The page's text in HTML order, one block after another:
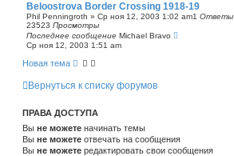
Beloostrova Border Crossing 1918-19
Phil Penningroth » Ср ноя 12, 2003 1:02 am1 Ответы
23523 Просмотры
Последнее сообщение Michael Bravo
Ср ноя 12, 2003 1:51 am
Новая тема
Вернуться к списку форумов
ПРАВА ДОСТУПА
Вы не можете начинать темы
Вы не можете отвечать на сообщения
Вы не можете редактировать свои сообщения